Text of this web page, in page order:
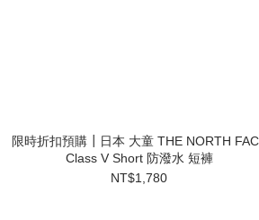
限時折扣預購┃日本 大童 THE NORTH
Class V Short 防潑水 短褲
NT$1,780